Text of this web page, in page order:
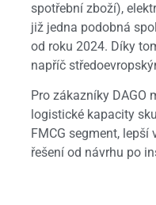
spotřební zboží),
již jedna podobná
od roku 2024. Díky
napříč
Pro zákazníky
logistické kapacity
FMCG segment,
řešení od návrhu po